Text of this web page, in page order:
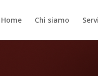
Home Chi siamo